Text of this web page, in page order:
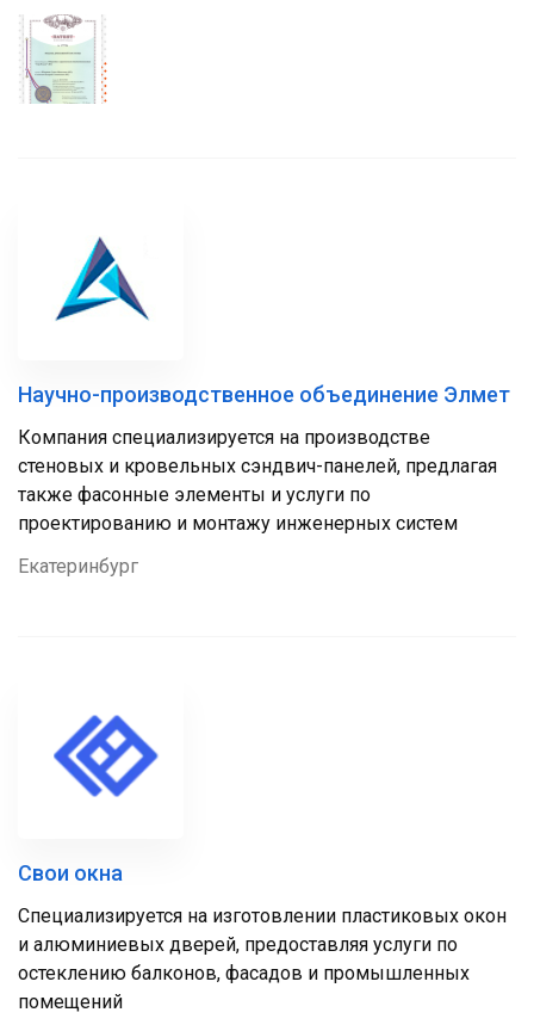
Научно-производственное объединение Элмет
Компания специализируется на производстве
стеновых и кровельных сэндвич-панелей, предлагая
также фасонные элементы и услуги по
проектированию и монтажу инженерных систем
Екатеринбург
Свои окна
Специализируется на изготовлении пластиковых окон
и алюминиевых дверей, предоставляя услуги по
остеклению балконов, фасадов и промышленных
помещений